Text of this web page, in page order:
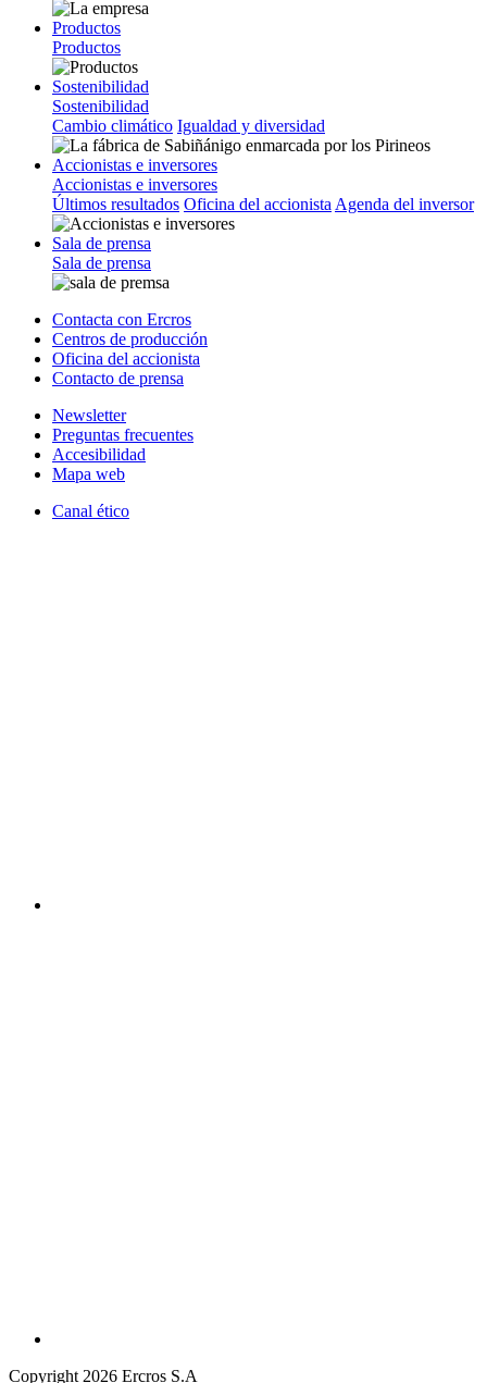
Productos
Productos
Sostenibilidad
Sostenibilidad
Cambio climático Igualdad y diversidad
Accionistas e inversores
Accionistas e inversores
Últimos resultados Oficina del accionista Agenda del inversor
Sala de prensa
Sala de prensa
Contacta con Ercros
Centros de producción
Oficina del accionista
Contacto de prensa
Newsletter
Preguntas frecuentes
Accesibilidad
Mapa web
Canal ético
Copyright 2026 Ercros S.A